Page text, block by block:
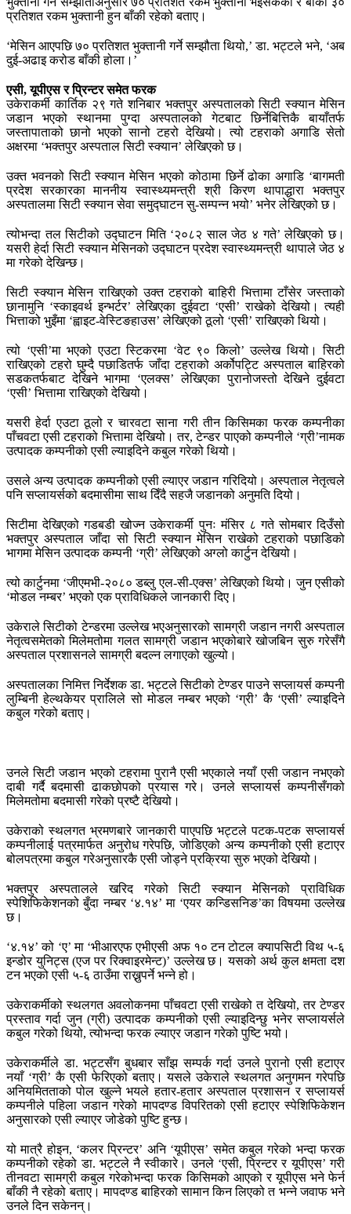
प्रतिशत रकम भुक्तानी हुन बाँकी रहेको बताए।
‘मेसिन आएपछि ७० प्रतिशत भुक्तानी गर्ने सम्झौता थियो,’ डा. भट्टले भने, ‘अब
दुई-अढाइ करोड बाँकी होला।’
एसी, यूपीएस र प्रिन्टर समेत फरक
उकेराकर्मी कार्तिक २९ गते शनिबार भक्तपुर अस्पतालको सिटी स्क्यान मेसिन
जडान भएको स्थानमा पुग्दा अस्पतालको गेटबाट छिर्नेबित्तिकै बायाँतर्फ
जस्तापाताको छानो भएको सानो टहरो देखियो। त्यो टहराको अगाडि सेतो
अक्षरमा ‘भक्तपुर अस्पताल सिटी स्क्यान’ लेखिएको छ।
उक्त भवनको सिटी स्क्यान मेसिन भएको कोठामा छिर्ने ढोका अगाडि ‘बागमती
प्रदेश सरकारका माननीय स्वास्थ्यमन्त्री श्री किरण थापाद्धारा भक्तपुर
अस्पतालमा सिटी स्क्यान सेवा समुद्घाटन सु-सम्पन्न भयो’ भनेर लेखिएको छ।
त्योभन्दा तल सिटीको उद्घाटन मिति ‘२०८२ साल जेठ ४ गते’ लेखिएको छ।
यसरी हेर्दा सिटी स्क्यान मेसिनको उद्घाटन प्रदेश स्वास्थ्यमन्त्री थापाले जेठ ४
मा गरेको देखिन्छ।
सिटी स्क्यान मेसिन राखिएको उक्त टहराको बाहिरी भित्तामा टाँसेर जस्ताको
छानामुनि ‘स्काइवर्थ इन्भर्टर’ लेखिएका दुईवटा ‘एसी’ राखेको देखियो। त्यही
भित्ताको भुइँमा ‘ह्वाइट-वेस्टिङहाउस’ लेखिएको ठूलो ‘एसी’ राखिएको थियो।
त्यो ‘एसी’मा भएको एउटा स्टिकरमा ‘वेट ९० किलो’ उल्लेख थियो। सिटी
राखिएको टहरो घुम्दै पछाडितर्फ जाँदा टहराको अर्कोपट्टि अस्पताल बाहिरको
सडकतर्फबाट देखिने भागमा ‘एलक्स’ लेखिएका पुरानोजस्तो देखिने दुईवटा
‘एसी’ भित्तामा राखिएको देखियो।
यसरी हेर्दा एउटा ठूलो र चारवटा साना गरी तीन किसिमका फरक कम्पनीका
पाँचवटा एसी टहराको भित्तामा देखियो। तर, टेन्डर पाएको कम्पनीले ‘ग्री’नामक
उत्पादक कम्पनीको एसी ल्याइदिने कबुल गरेको थियो।
उसले अन्य उत्पादक कम्पनीको एसी ल्याएर जडान गरिदियो। अस्पताल नेतृत्वले
पनि सप्लायर्सको बदमासीमा साथ दिँदै सहजै जडानको अनुमति दियो।
सिटीमा देखिएको गडबडी खोज्न उकेराकर्मी पुनः मंसिर ८ गते सोमबार दिउँसो
भक्तपुर अस्पताल जाँदा सो सिटी स्क्यान मेसिन राखेको टहराको पछाडिको
भागमा मेसिन उत्पादक कम्पनी ‘ग्री’ लेखिएको अग्लो कार्टुन देखियो।
त्यो कार्टुनमा ‘जीएमभी-२०८० डब्लु एल-सी-एक्स’ लेखिएको थियो। जुन एसीको
‘मोडल नम्बर’ भएको एक प्राविधिकले जानकारी दिए।
उकेराले सिटीको टेन्डरमा उल्लेख भएअनुसारको सामग्री जडान नगरी अस्पताल
नेतृत्वसमेतको मिलेमतोमा गलत सामग्री जडान भएकोबारे खोजबिन सुरु गरेसँगै
अस्पताल प्रशासनले सामग्री बदल्न लगाएको खुल्यो।
अस्पतालका निमित्त निर्देशक डा. भट्टले सिटीको टेण्डर पाउने सप्लायर्स कम्पनी
लुम्बिनी हेल्थकेयर प्रालिले सो मोडल नम्बर भएको ‘ग्री’ कै ‘एसी’ ल्याइदिने
कबुल गरेको बताए।
उनले सिटी जडान भएको टहरामा पुरानै एसी भएकाले नयाँ एसी जडान नभएको
दाबी गर्दै बदमासी ढाकछोपको प्रयास गरे। उनले सप्लायर्स कम्पनीसँगको
मिलेमतोमा बदमासी गरेको प्रष्टै देखियो।
उकेराको स्थलगत भ्रमणबारे जानकारी पाएपछि भट्टले पटक-पटक सप्लायर्स
कम्पनीलाई पत्रमार्फत अनुरोध गरेपछि, जोडिएको अन्य कम्पनीको एसी हटाएर
बोलपत्रमा कबुल गरेअनुसारकै एसी जोड्ने प्रक्रिया सुरु भएको देखियो।
भक्तपुर अस्पतालले खरिद गरेको सिटी स्क्यान मेसिनको प्राविधिक
स्पेशिफिकेशनको बुँदा नम्बर ‘४.१४’ मा ‘एयर कन्डिसनिङ’का विषयमा उल्लेख
छ।
‘४.१४’ को ‘ए’ मा ‘भीआरएफ एभीएसी अफ १० टन टोटल क्यापसिटी विथ ५-६
इन्डोर युनिट्स (एज पर रिक्वाइरमेन्ट)’ उल्लेख छ। यसको अर्थ कुल क्षमता दश
टन भएको एसी ५-६ ठाउँमा राख्नुपर्ने भन्ने हो।
उकेराकर्मीको स्थलगत अवलोकनमा पाँचवटा एसी राखेको त देखियो, तर टेण्डर
प्रस्ताव गर्दा जुन (ग्री) उत्पादक कम्पनीको एसी ल्याइदिन्छु भनेर सप्लायर्सले
कबुल गरेको थियो, त्योभन्दा फरक ल्याएर जडान गरेको पुष्टि भयो।
उकेराकर्मीले डा. भट्टसँग बुधबार साँझ सम्पर्क गर्दा उनले पुरानो एसी हटाएर
नयाँ ‘ग्री’ कै एसी फेरिएको बताए। यसले उकेराले स्थलगत अनुगमन गरेपछि
अनियमितताको पोल खुल्ने भयले हतार-हतार अस्पताल प्रशासन र सप्लायर्स
कम्पनीले पहिला जडान गरेको मापदण्ड विपरितको एसी हटाएर स्पेशिफिकेशन
अनुसारको एसी ल्याएर जोडेको पुष्टि हुन्छ।
यो मात्रै होइन, ‘कलर प्रिन्टर’ अनि ‘यूपीएस’ समेत कबुल गरेको भन्दा फरक
कम्पनीको रहेको डा. भट्टले नै स्वीकारे। उनले ‘एसी, प्रिन्टर र यूपीएस’ गरी
तीनवटा सामग्री कबुल गरेकोभन्दा फरक किसिमको आएको र यूपीएस भने फेर्न
बाँकी नै रहेको बताए। मापदण्ड बाहिरको सामान किन लिएको त भन्ने जवाफ भने
उनले दिन सकेनन्।